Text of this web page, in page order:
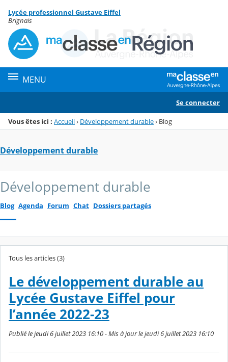
Menu de la rubrique
Contenu
Lycée professionnel Gustave Eiffel
Brignais
MENU
Se connecter
Vous êtes ici : Accueil› Développement durable› Blog
Développement durable
Développement durable
Blog Agenda Forum Chat Dossiers partagés
Tous les articles (3)
Le développement durable au
Lycée Gustave Eiffel pour
l’année 2022-23
Publié le jeudi 6 juillet 2023 16:10 - Mis à jour le jeudi 6 juillet 2023 16:10